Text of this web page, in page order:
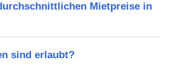
Mietpreise in
sind erlaubt?